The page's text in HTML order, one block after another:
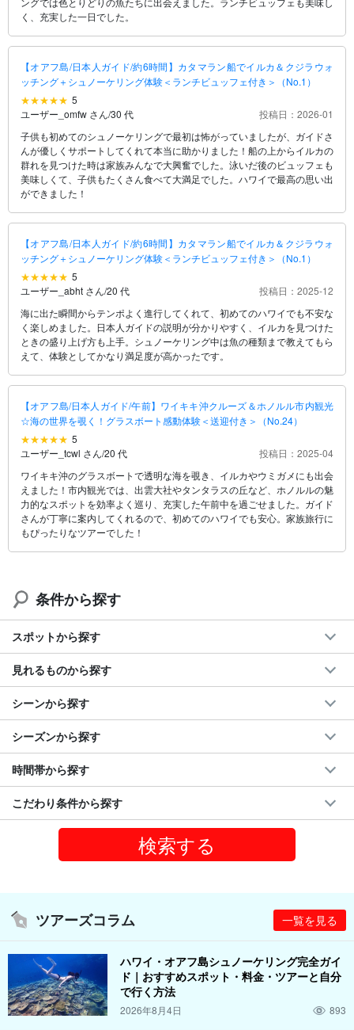
く、充実した一日でした。
【オアフ島/日本人ガイド/約6時間】カタマラン船でイルカ＆クジラウォ
ッチング＋シュノーケリング体験＜ランチビュッフェ付き＞（No.1）
5
ユーザー_omfw さん/30 代
投稿日：2026-01
子供も初めてのシュノーケリングで最初は怖がっていましたが、ガイドさ
んが優しくサポートしてくれて本当に助かりました！船の上からイルカの
群れを見つけた時は家族みんなで大興奮でした。泳いだ後のビュッフェも
美味しくて、子供もたくさん食べて大満足でした。ハワイで最高の思い出
ができました！
【オアフ島/日本人ガイド/約6時間】カタマラン船でイルカ＆クジラウォ
ッチング＋シュノーケリング体験＜ランチビュッフェ付き＞（No.1）
5
ユーザー_abht さん/20 代
投稿日：2025-12
海に出た瞬間からテンポよく進行してくれて、初めてのハワイでも不安な
く楽しめました。日本人ガイドの説明が分かりやすく、イルカを見つけた
ときの盛り上げ方も上手。シュノーケリング中は魚の種類まで教えてもら
えて、体験としてかなり満足度が高かったです。
【オアフ島/日本人ガイド/午前】ワイキキ沖クルーズ＆ホノルル市内観光
☆海の世界を覗く！グラスボート感動体験＜送迎付き＞（No.24）
5
ユーザー_tcwl さん/20 代
投稿日：2025-04
ワイキキ沖のグラスボートで透明な海を覗き、イルカやウミガメにも出会
えました！市内観光では、出雲大社やタンタラスの丘など、ホノルルの魅
力的なスポットを効率よく巡り、充実した午前中を過ごせました。ガイド
さんが丁寧に案内してくれるので、初めてのハワイでも安心。家族旅行に
もぴったりなツアーでした！
条件から探す
スポットから探す
見れるものから探す
シーンから探す
シーズンから探す
時間帯から探す
こだわり条件から探す
ツアーズコラム 一覧を見る
ハワイ・オアフ島シュノーケリング完全ガイ
ド｜おすすめスポット・料金・ツアーと自分
で行く方法
2026年8月4日 893